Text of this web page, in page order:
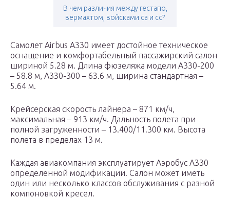
В чем различия между гестапо,
вермахтом, войсками са и сс?
Самолет Airbus A330 имеет достойное техническое
оснащение и комфортабельный пассажирский салон
шириной 5.28 м. Длина фюзеляжа модели А330-200
– 58.8 м, А330-300 – 63.6 м, ширина стандартная –
5.64 м.
Крейсерская скорость лайнера – 871 км/ч,
максимальная – 913 км/ч. Дальность полета при
полной загруженности – 13.400/11.300 км. Высота
полета в пределах 13 м.
Каждая авиакомпания эксплуатирует Аэробус А330
определенной модификации. Салон может иметь
один или несколько классов обслуживания с разной
компоновкой кресел.